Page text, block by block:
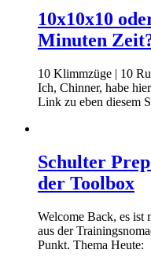
10x10x10
Minuten
10 Klimmzüge | 10
Ich, Chinner, habe
Link zu eben diesem
Schulter
der Toolbox
Welcome Back, es ist
aus der
Punkt. Thema Heute: